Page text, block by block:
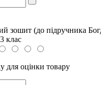
зошит (до підручника
клас
для оцінки товару